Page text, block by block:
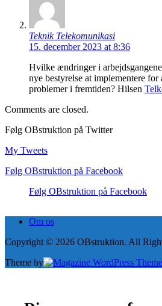
Teknik Telekomunikasi
15. december 2023 at 8:36
Hvilke ændringer i
nye bestyrelse at implementere for
problemer i fremtiden? Hilsen
Comments are closed.
Følg OBstruktion på Twitter
My Tweets
Følg OBstruktion på Facebook
Følg OBstruktion på Facebook
Om os
Copyright © 2026 OBstruktion. All
Theme by